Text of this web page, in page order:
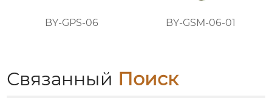
BY-GPS-06 BY-GSM-06-01
Связанный Поиск